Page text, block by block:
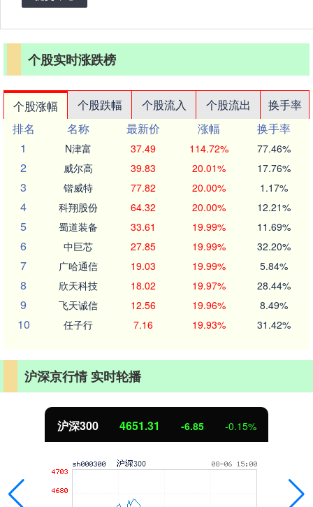
个股实时涨跌榜
个股涨幅 个股跌幅 个股流入 个股流出
换手率
排名
名称 最新价 涨幅
换手率
1
N津富 37.49 114.72% 77.46%
2 威尔高 39.83 20.01% 17.76%
3 锴威特 77.82 20.00% 1.17%
4 科翔股份 64.32 20.00% 12.21%
5 蜀道装备 33.61 19.99% 11.69%
6 中巨芯 27.85 19.99% 32.20%
7 广哈通信 19.03 19.99% 5.84%
8 欣天科技 18.02 19.97% 28.44%
9 飞天诚信 12.56 19.96% 8.49%
10 任子行 7.16 19.93% 31.42%
沪深京行情 实时轮播
-0.15% 北证50 1122.88